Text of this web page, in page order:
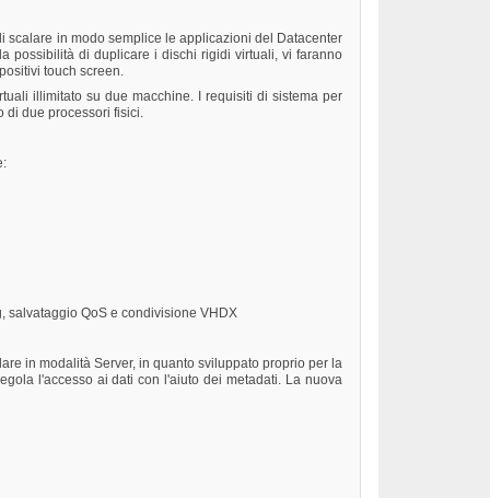
scalare in modo semplice le applicazioni del Datacenter
possibilità di duplicare i dischi rigidi virtuali, vi faranno
touch screen.
illimitato su due macchine. I requisiti di sistema per
di due processori fisici.
salvataggio QoS e condivisione VHDX
in modalità Server, in quanto sviluppato proprio per la
l'accesso ai dati con l'aiuto dei metadati. La nuova